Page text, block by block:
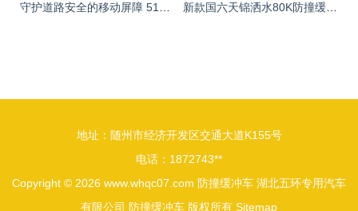
地址：随州市经济开发区交通大道K155号
电话：1872743**
Copyright © 2026 www.whqc07.com 防撞缓冲车 湖北五环专用汽车
有限公司 防撞缓冲车 版权所有 Sitemap